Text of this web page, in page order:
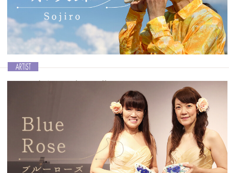
フェスティバル in はままつフラワーパーク」では息の合った美しい演
奏を披露してくれました。コンサートツアーも控えているアウローラ
のメンバーにインタビューを敢行しました。
記事を読む＞＞
澄んだ音色の秘密と、薪を使ったOcarina作り
日本の多くのプロ奏者をはじめ、世界中のOcarina奏者に大きな影響
を与えてきた宗次郎さんが、3年ぶりとなるオリジナル・ニューアル
バム「オカリーナの森・心象スケッチ」を10月1日にリリースされま
した。前号では宗次郎さんにニューアルバムのことを中心としたイン
タビューを行ないました。今号では宗次郎さんの安定したピッチや素
朴で澄んだ音色の秘密に迫ります。
記事を読む＞＞